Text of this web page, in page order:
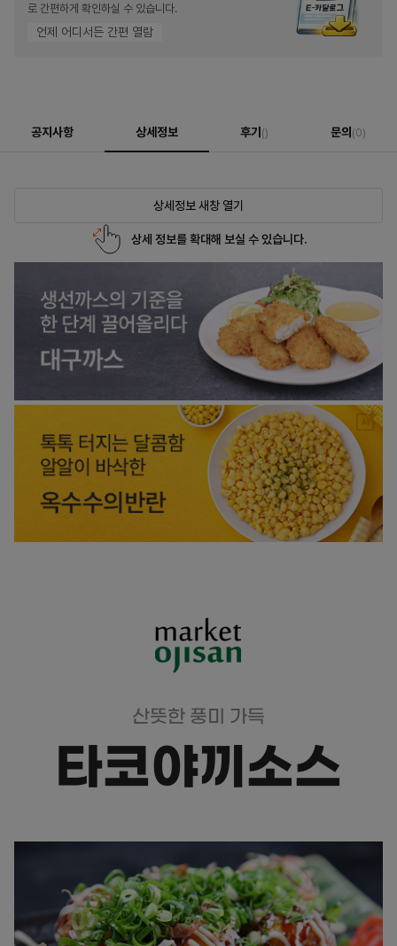
로 간편하게 확인하실 수 있습니다.
언제 어디서든 간편 열람
공지사항 상세정보 후기 () 문의 (0)
상세정보 새창 열기
상세 정보를 확대해 보실 수 있습니다.
산뜻한 풍미 가득
타코야끼소스